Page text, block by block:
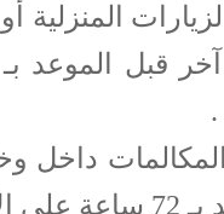
المنزلية
.
داخل
.